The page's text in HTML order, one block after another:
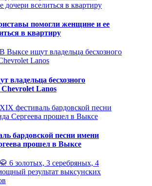
помогли женщине и ее
в квартиру
владельца бесхозного
Lanos
бардовской песни имени
прошел в Выксе